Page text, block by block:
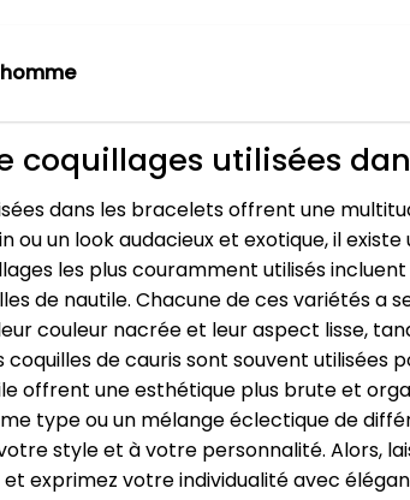
coquillages utilisées
dans les bracelets offrent une
un look audacieux et exotique, il
les plus couramment utilisés
de nautile. Chacune de ces variétés a
couleur nacrée et leur aspect lisse,
coquilles de cauris sont souvent utilisées
offrent une esthétique plus brute et
type ou un mélange éclectique de
style et à votre personnalité. Alors,
et exprimez votre individualité avec